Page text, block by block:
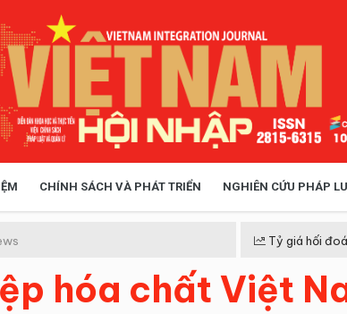
CHÍNH SÁCH VÀ PHÁT TRIỂN NGHIÊN CỨU PHÁP
Tỷ giá hối
hóa chất Việt